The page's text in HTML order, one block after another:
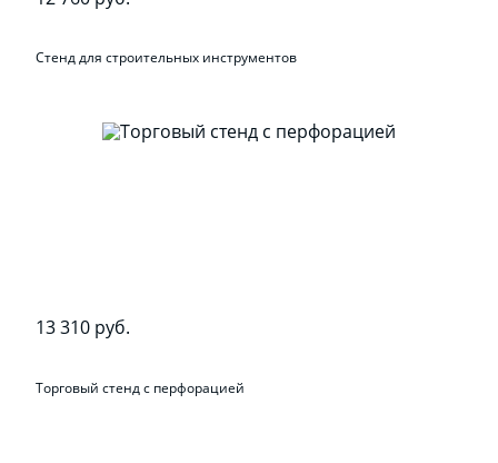
Стенд для строительных инструментов
13 310 руб.
Торговый стенд с перфорацией